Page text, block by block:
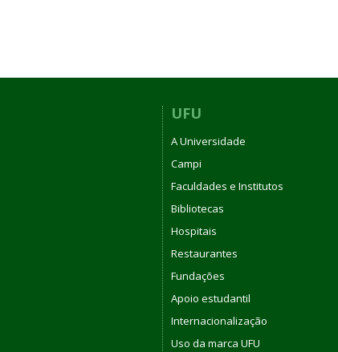
UFU
A Universidade
Campi
Faculdades e Institutos
Bibliotecas
Hospitais
Restaurantes
Fundações
Apoio estudantil
Internacionalização
Uso da marca UFU